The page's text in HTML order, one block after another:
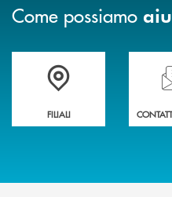
Come possiamo
Trova la filiale più vicina a te
FILIALI
Hai